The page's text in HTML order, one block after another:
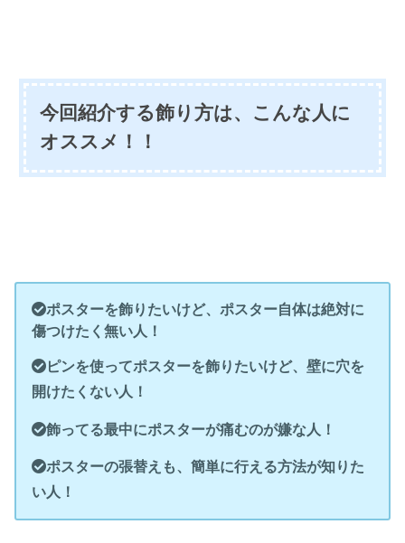
今回紹介する飾り方は、こんな人に
オススメ！！
ポスターを飾りたいけど、ポスター自体は絶対に
傷つけたく無い人！
ピンを使ってポスターを飾りたいけど、壁に穴を
開けたくない人！
飾ってる最中にポスターが痛むのが嫌な人！
ポスターの張替えも、簡単に行える方法が知りた
い人！